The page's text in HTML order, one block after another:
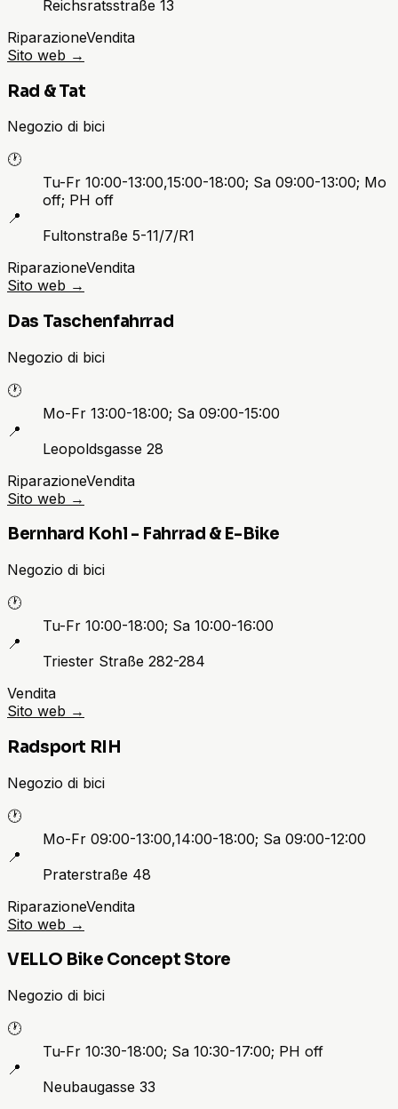
Reichsratsstraße 13
RiparazioneVendita
Sito web →
Rad & Tat
Negozio di bici
🕐
Tu-Fr 10:00-13:00,15:00-18:00; Sa 09:00-13:00; Mo
off; PH off
📍
Fultonstraße 5-11/7/R1
RiparazioneVendita
Sito web →
Das Taschenfahrrad
Negozio di bici
🕐
Mo-Fr 13:00-18:00; Sa 09:00-15:00
📍
Leopoldsgasse 28
RiparazioneVendita
Sito web →
Bernhard Kohl - Fahrrad & E-Bike
Negozio di bici
🕐
Tu-Fr 10:00-18:00; Sa 10:00-16:00
📍
Triester Straße 282-284
Vendita
Sito web →
Radsport RIH
Negozio di bici
🕐
Mo-Fr 09:00-13:00,14:00-18:00; Sa 09:00-12:00
📍
Praterstraße 48
RiparazioneVendita
Sito web →
VELLO Bike Concept Store
Negozio di bici
🕐
Tu-Fr 10:30-18:00; Sa 10:30-17:00; PH off
📍
Neubaugasse 33